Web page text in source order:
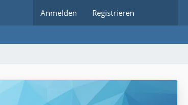
Anmelden Registrieren